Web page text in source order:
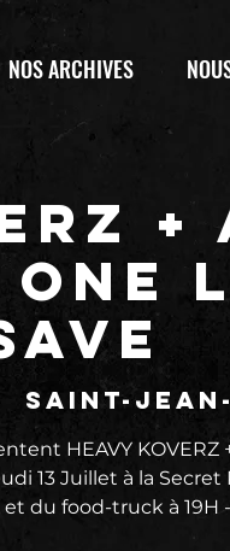
NOS ARCHIVES
+
Saint-
HEAVY KOVERZ
13 Juillet à la
du food-truck à 19H